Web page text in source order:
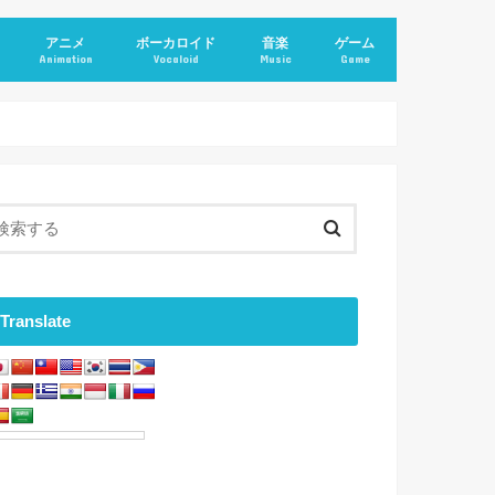
アニメ
Animation
ボーカロイド
Vocaloid
音楽
Music
ゲーム
Game
Translate